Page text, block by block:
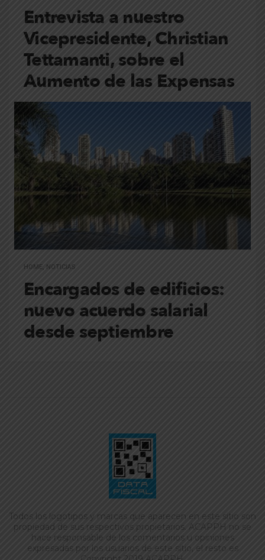
Entrevista a nuestro
Vicepresidente, Christian
Tettamanti, sobre el
Aumento de las Expensas
HOME, NOTICIAS
Encargados de edificios:
nuevo acuerdo salarial
desde septiembre
Todos los logotipos y marcas que aparecen en este sitio son
propiedad de sus respectivos propietarios. ACAPPH no se
hace responsable de los comentarios u opiniones
expresadas por los usuarios de este sitio, el resto es